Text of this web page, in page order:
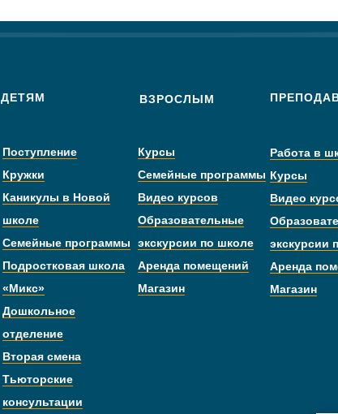
ДЕТЯМ ВЗРОСЛЫМ
Поступление
Кружки
Каникулы в Новой
школе
Семейные программы
Подростковая школа
«Микс»
Дошкольное
отделение
Вторая смена
Тьюторские
консультации
Курсы
Семейные программы
Видео курсов
Образовательные
экскурсии по школе
Аренда помещений
Магазин
Работа в
Курсы
Видео
экскурсии
Аренда
Магазин